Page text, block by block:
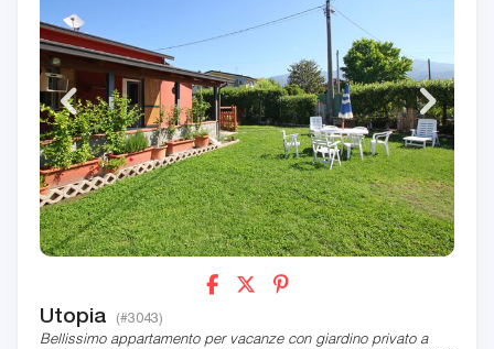
Utopia (#3043)
Bellissimo appartamento per vacanze con giardino privato a